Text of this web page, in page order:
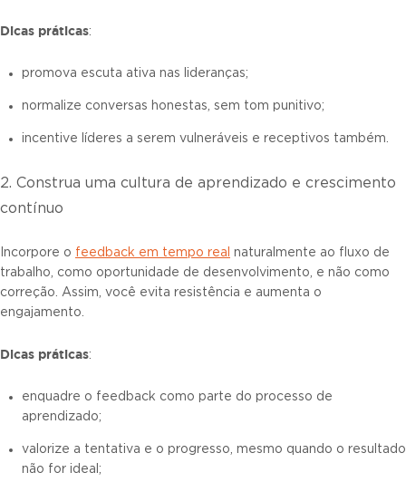
Dicas práticas:
promova escuta ativa nas lideranças;
normalize conversas honestas, sem tom punitivo;
incentive líderes a serem vulneráveis e receptivos também.
2. Construa uma cultura de aprendizado e crescimento
contínuo
Incorpore o feedback em tempo real naturalmente ao fluxo de
trabalho, como oportunidade de desenvolvimento, e não como
correção. Assim, você evita resistência e aumenta o
engajamento.
Dicas práticas:
enquadre o feedback como parte do processo de
aprendizado;
valorize a tentativa e o progresso, mesmo quando o resultado
não for ideal;